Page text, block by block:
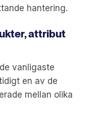
hantering.
attribut
vanligaste
en av de
mellan olika